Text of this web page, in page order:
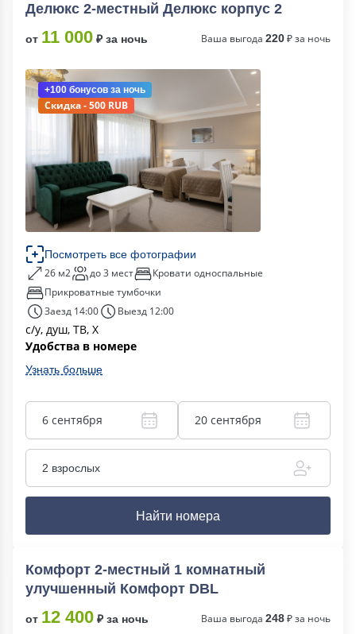
Делюкс 2-местный Делюкс корпус 2
от 11 000 ₽ за ночь Ваша выгода 220₽ за ночь
+100 бонусов за ночь
Скидка - 500 RUB
Посмотреть все фотографии
26 м2 до 3 мест
Кровати односпальные
Прикроватные тумбочки
Заезд 14:00
Выезд 12:00
с/у, душ, ТВ, Х
Удобства в номере
Узнать больше
6 сентября 20 сентября
2 взрослых
Найти номера
Комфорт 2-местный 1 комнатный
улучшенный Комфорт DBL
от 12 400 ₽ за ночь Ваша выгода 248₽ за ночь